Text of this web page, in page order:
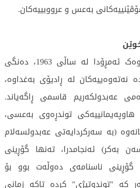
بەعس و عرووبییەکان.
لە بەیانییەکی زووی وەک ئەمڕۆدا لە ساڵی 1963، دەنگی
لە ڕادیۆی بەغداوە،
عەبدولکەریم قاسمی ڕاگەیاند.
توندڕەوی بەعسی،
(بە سەرکردایەتی عەبدولسەلام
بەکر) ئەنجامدرا، تەنها گۆڕینی
گۆڕینی ناسنامەی دەوڵەت بوو بۆ
کە "توندوتیژی" کردە تاکە زمانی